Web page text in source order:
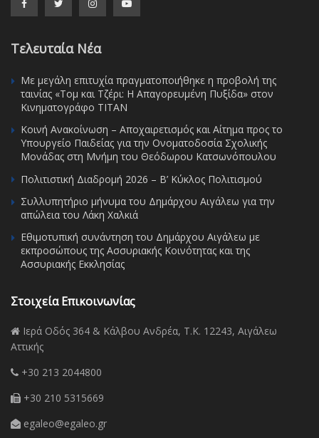
Τελευταία Νέα
Με μεγάλη επιτυχία πραγματοποιήθηκε η προβολή της
ταινίας «Τομ και Τζέρι: Η Απαγορευμένη Πυξίδα» στον
Κινηματογράφο ΤΙΤΑΝ
Κοινή Ανακοίνωση – Αποχαιρετισμός και Αίτημα προς το
Υπουργείο Παιδείας για την Ονοματοδοσία Σχολικής
Μονάδας στη Μνήμη του Θεόδωρου Κατσωνόπουλου
Πολιτιστική Διαδρομή 2026 – Β’ Κύκλος Πολιτισμού
Συλλυπητήριο μήνυμα του Δημάρχου Αιγάλεω για την
απώλεια του Λάκη Χαλκιά
Εθιμοτυπική συνάντηση του Δημάρχου Αιγάλεω με
εκπροσώπους της Ασσυριακής Κοινότητας και της
Ασσυριακής Εκκλησίας
Στοιχεία Επικοινωνίας
Ιερά Οδός 364 & Κάλβου Ανδρέα, Τ.Κ. 12243, Αιγάλεω
Αττικής
+30 213 2044800
+30 210 5315669
egaleo@egaleo.gr